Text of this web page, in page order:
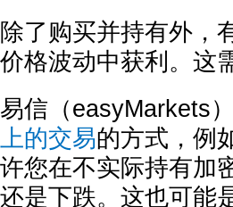
除了购买并持有外，
价格波动中获利。这
易信（easyMarkets
上的交易的方式，例
许您在不实际持有加
还是下跌。这也可能